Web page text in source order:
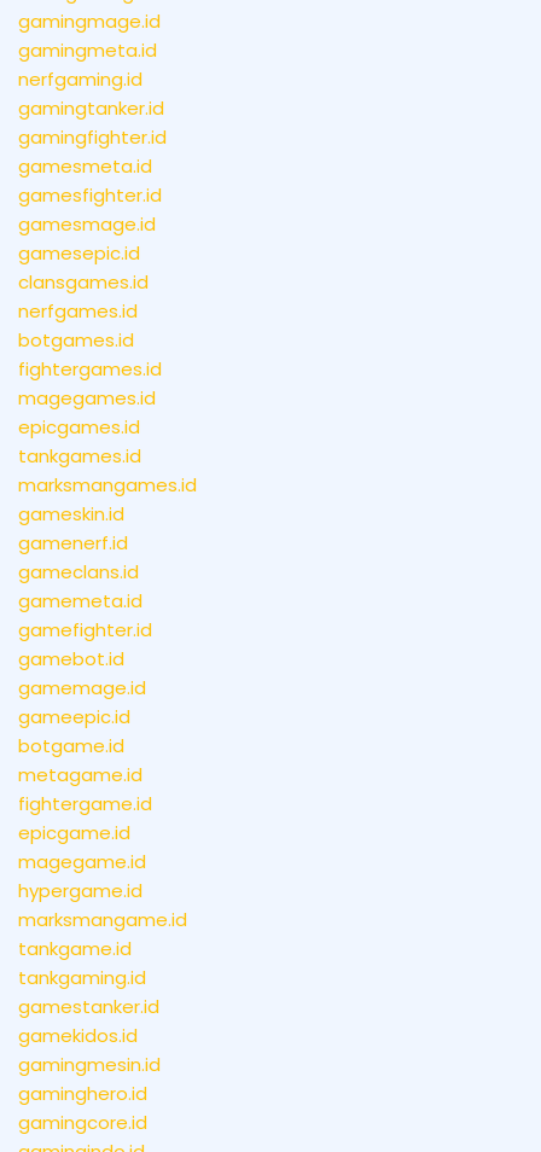
gamingmage.id
gamingmeta.id
nerfgaming.id
gamingtanker.id
gamingfighter.id
gamesmeta.id
gamesfighter.id
gamesmage.id
gamesepic.id
clansgames.id
nerfgames.id
botgames.id
fightergames.id
magegames.id
epicgames.id
tankgames.id
marksmangames.id
gameskin.id
gamenerf.id
gameclans.id
gamemeta.id
gamefighter.id
gamebot.id
gamemage.id
gameepic.id
botgame.id
metagame.id
fightergame.id
epicgame.id
magegame.id
hypergame.id
marksmangame.id
tankgame.id
tankgaming.id
gamestanker.id
gamekidos.id
gamingmesin.id
gaminghero.id
gamingcore.id